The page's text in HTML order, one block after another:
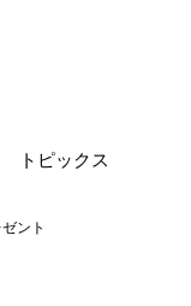
トピックス
ント